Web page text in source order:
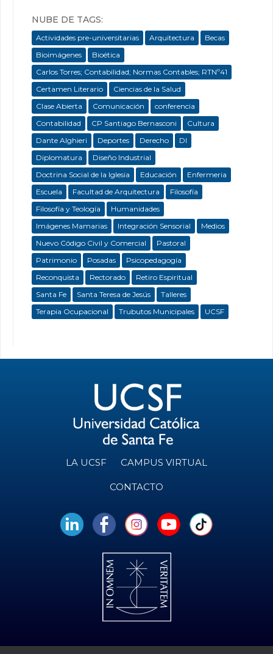
NUBE DE TAGS:
Actividades pre-universitarias Arquitectura
Becas
Bioimágenes
Bioética
Carlos Torres; Contabilidad; Normas Contables; RTNº41
Certamen Literario
Ciencias de la Salud
Clase Abierta
Comunicación
conferencia
Contabilidad
CP Santiago Bernasconi
Cultura
Dante Alghieri
Deportes Derecho
DI
Diplomatura
Diseño Industrial
Doctrina Social de la Iglesia
Educación
Enfermeria
Escuela
Facultad de Arquitectura
Filosofía
Filosofía y Teología
Humanidades
Imágenes Mamarias
Integración Sensorial
Medios
Nuevo Código Civil y Comercial
Pastoral
Patrimonio
Posadas
Psicopedagogía
Reconquista
Rectorado
Retiro Espiritual
Santa Fe
Santa Teresa de Jesús
Talleres
Terapia Ocupacional
Trubutos Municipales UCSF
LA UCSF CAMPUS VIRTUAL
CONTACTO